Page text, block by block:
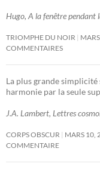
Hugo, A la fenêtre pendant
TRIOMPHE DU NOIR
COMMENTAIRES
La plus grande
harmonie par la seule
J.A. Lambert, Lettres
CORPS OBSCUR MARS 10,
COMMENTAIRE